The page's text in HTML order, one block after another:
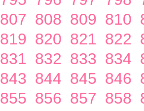
807 808 809 810
819 820 821 822
831 832 833 834
843 844 845 846
855 856 857 858